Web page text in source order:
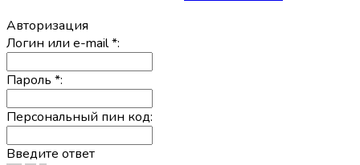
Авторизация
Логин или e-mail*:
Пароль *:
Персональный пин код:
Введите ответ